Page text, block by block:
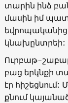
տարին ինձ
մասին իմ
կնախընտրեի:
Ուրբաթ-
բաց երկնքի
էր հիշեցնում:
քնում